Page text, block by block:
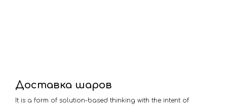
Доставка шаров
It is a form of solution-based thinking with the intent of